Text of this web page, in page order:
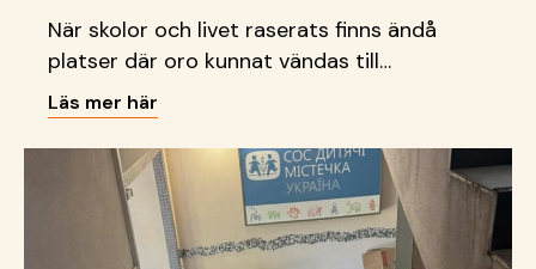
När skolor och livet raserats finns ändå
platser där oro kunnat vändas till
delaktighet, kreativitet och
framtidsdrömmar.
Läs mer här